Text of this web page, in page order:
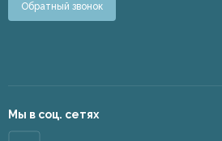
Обратный звонок
Мы в соц. сетях